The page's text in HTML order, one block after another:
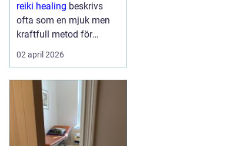
reiki healing beskrivs
ofta som en mjuk men
kraftfull metod för
avslappning,
återhämtning och inre
bygger på
handpåläggning och
syftar till att stödja
kroppens egen förmåga
02 april 2026